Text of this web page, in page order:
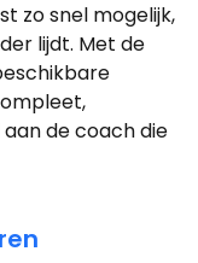
zo snel mogelijk,
lijdt. Met de
de coach die